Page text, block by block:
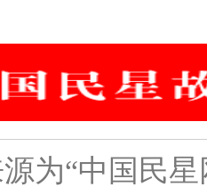
为“中国民